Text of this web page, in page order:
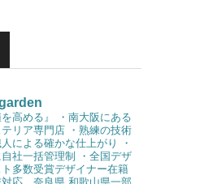
高める』
・南大阪にある
リア専門店 ・熟練の技術
による確かな仕上がり
・
社一括管理制
・全国デザ
多数受賞デザイナー在籍